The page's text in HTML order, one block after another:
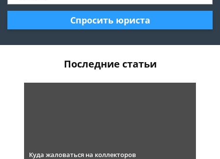
Спросить юриста
Последние статьи
Куда жаловаться на коллекторов